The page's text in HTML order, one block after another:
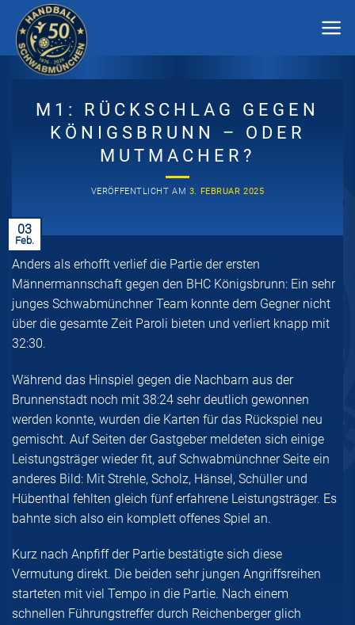
Inhalt
springen
M1: RÜCKSCHLAG GEGEN
KÖNIGSBRUNN – ODER
MUTMACHER?
VERÖFFENTLICHT AM 3. FEBRUAR 2025
03
Feb.
Anders als erhofft verlief die Partie der ersten
Männermannschaft gegen den BHC Königsbrunn: Ein sehr
junges Schwabmünchner Team konnte dem Gegner nicht
über die gesamte Zeit Paroli bieten und verliert knapp mit
32:30.
Während das Hinspiel gegen die Nachbarn aus der
Brunnenstadt noch mit 38:24 sehr deutlich gewonnen
werden konnte, wurden die Karten für das Rückspiel neu
gemischt. Auf Seiten der Gastgeber meldeten sich einige
Leistungsträger wieder fit, auf Schwabmünchner Seite ein
anderes Bild: Mit Strehle, Scholz, Hänsel, Schüller und
Hübenthal fehlten gleich fünf erfahrene Leistungsträger. Es
bahnte sich also ein komplett offenes Spiel an.
Kurz nach Anpfiff der Partie bestätigte sich diese
Vermutung direkt. Die beiden sehr jungen Angriffsreihen
starteten mit viel Tempo in die Partie. Nach einem
schnellen Führungstreffer durch Reichenberger glich